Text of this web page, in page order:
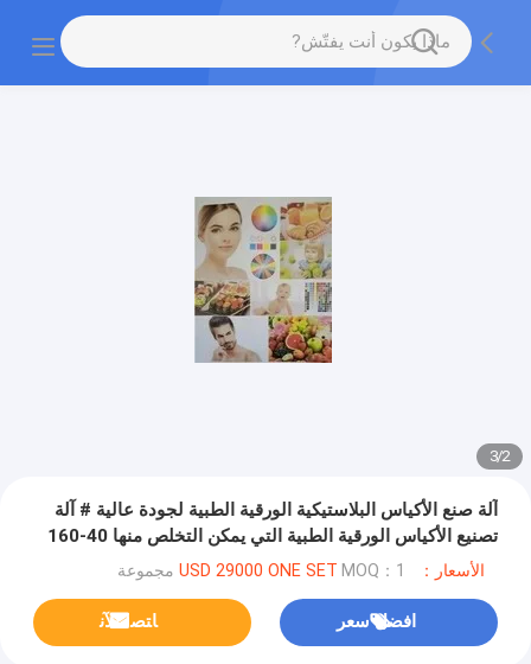
2
/
3
آلة صنع الأكياس البلاستيكية الورقية الطبية لجودة عالية # آلة
تصنيع الأكياس الورقية الطبية التي يمكن التخلص منها 40-160
قطعة / دقيقة
الأسعار：USD 29000 ONE SET MOQ：1 مجموعة
افضل سعر ﺎﺘﺼﻟ ﺍﻶﻧ